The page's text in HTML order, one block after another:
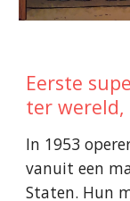
Eerste
ter wereld,
In 1953
vanuit een
Staten. Hun